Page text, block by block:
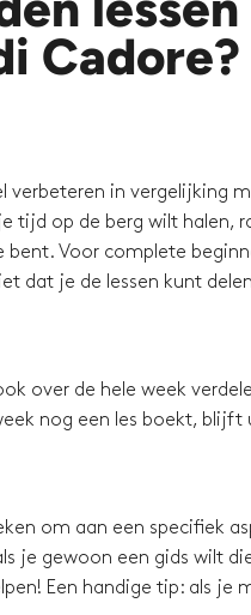
Cadore?
verbeteren in vergelijking
tijd op de berg wilt halen,
bent. Voor complete
dat je de lessen kunt
over de hele week
nog een les boekt, blijft
om aan een specifiek
je gewoon een gids wilt
Een handige tip: als je